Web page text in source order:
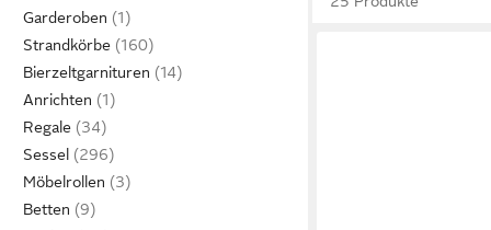
Garderoben
Strandkörbe
Bierzeltgarnituren
Anrichten
Regale
Sessel
Möbelrollen
Betten